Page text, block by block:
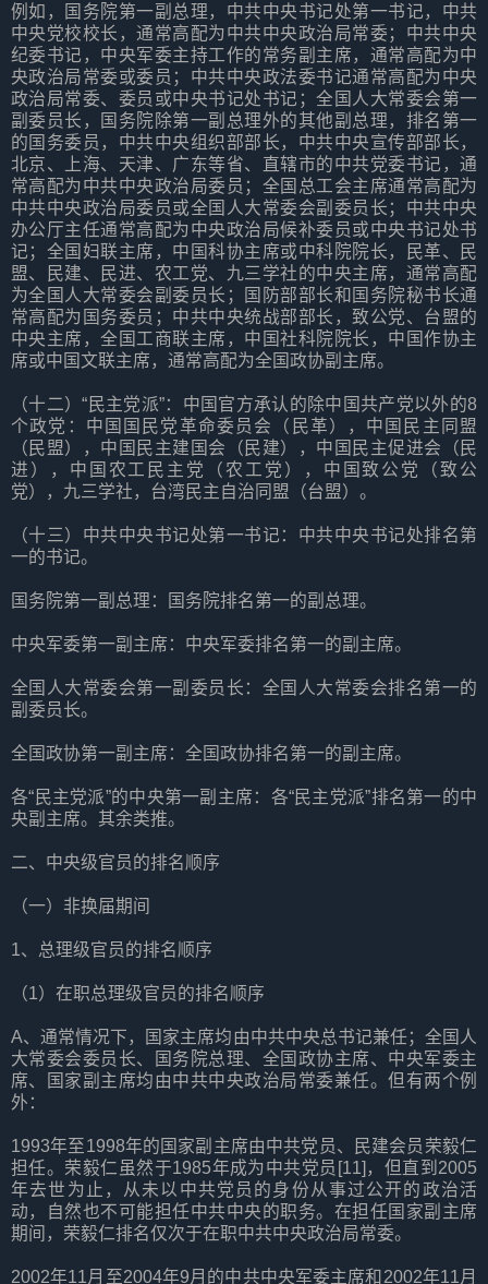
例如，国务院第一副总理，中共中央书记处第一书记，中共
中央党校校长，通常高配为中共中央政治局常委；中共中央
纪委书记，中央军委主持工作的常务副主席，通常高配为中
央政治局常委或委员；中共中央政法委书记通常高配为中央
政治局常委、委员或中央书记处书记；全国人大常委会第一
副委员长，国务院除第一副总理外的其他副总理，排名第一
的国务委员，中共中央组织部部长，中共中央宣传部部长，
北京、上海、天津、广东等省、直辖市的中共党委书记，通
常高配为中共中央政治局委员；全国总工会主席通常高配为
中共中央政治局委员或全国人大常委会副委员长；中共中央
办公厅主任通常高配为中央政治局候补委员或中央书记处书
记；全国妇联主席，中国科协主席或中科院院长，民革、民
盟、民建、民进、农工党、九三学社的中央主席，通常高配
为全国人大常委会副委员长；国防部部长和国务院秘书长通
常高配为国务委员；中共中央统战部部长，致公党、台盟的
中央主席，全国工商联主席，中国社科院院长，中国作协主
席或中国文联主席，通常高配为全国政协副主席。
（十二）“民主党派”：中国官方承认的除中国共产党以外的8
个政党：中国国民党革命委员会（民革），中国民主同盟
（民盟），中国民主建国会（民建），中国民主促进会（民
进），中国农工民主党（农工党），中国致公党（致公
党），九三学社，台湾民主自治同盟（台盟）。
（十三）中共中央书记处第一书记：中共中央书记处排名第
一的书记。
国务院第一副总理：国务院排名第一的副总理。
中央军委第一副主席：中央军委排名第一的副主席。
全国人大常委会第一副委员长：全国人大常委会排名第一的
副委员长。
全国政协第一副主席：全国政协排名第一的副主席。
各“民主党派”的中央第一副主席：各“民主党派”排名第一的中
央副主席。其余类推。
二、中央级官员的排名顺序
（一）非换届期间
1、总理级官员的排名顺序
（1）在职总理级官员的排名顺序
A、通常情况下，国家主席均由中共中央总书记兼任；全国人
大常委会委员长、国务院总理、全国政协主席、中央军委主
席、国家副主席均由中共中央政治局常委兼任。但有两个例
外：
1993年至1998年的国家副主席由中共党员、民建会员荣毅仁
担任。荣毅仁虽然于1985年成为中共党员[11]，但直到2005
年去世为止，从未以中共党员的身份从事过公开的政治活
动，自然也不可能担任中共中央的职务。在担任国家副主席
期间，荣毅仁排名仅次于在职中共中央政治局常委。
2002年11月至2004年9月的中共中央军委主席和2002年11月